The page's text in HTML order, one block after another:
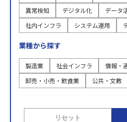
異常検知
デジタル化 データ
社内インフラ
システム運用
業種から探す
製造業 社会インフラ 情報・
卸売・小売・飲食業
公共・文教
リセット